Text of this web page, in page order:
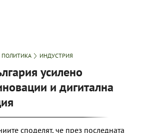
ИНДУСТРИЯ
усилено
и дигитална
споделят, че през последната